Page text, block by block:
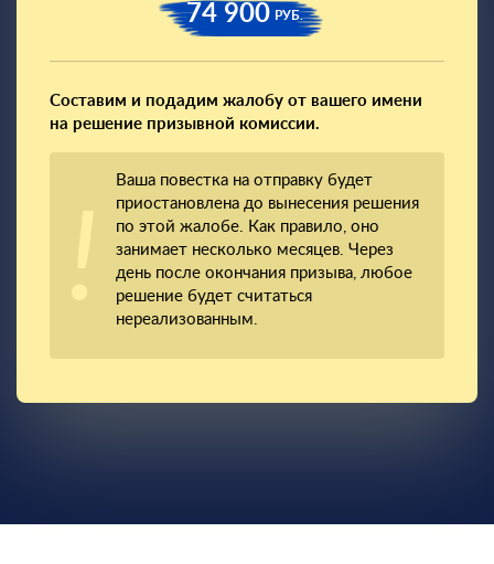
74 900 РУБ.
Составим и подадим жалобу от вашего имени
на решение призывной комиссии.
Ваша повестка на отправку будет
приостановлена до вынесения решения
по этой жалобе. Как правило, оно
занимает несколько месяцев. Через
день после окончания призыва, любое
решение будет считаться
нереализованным.